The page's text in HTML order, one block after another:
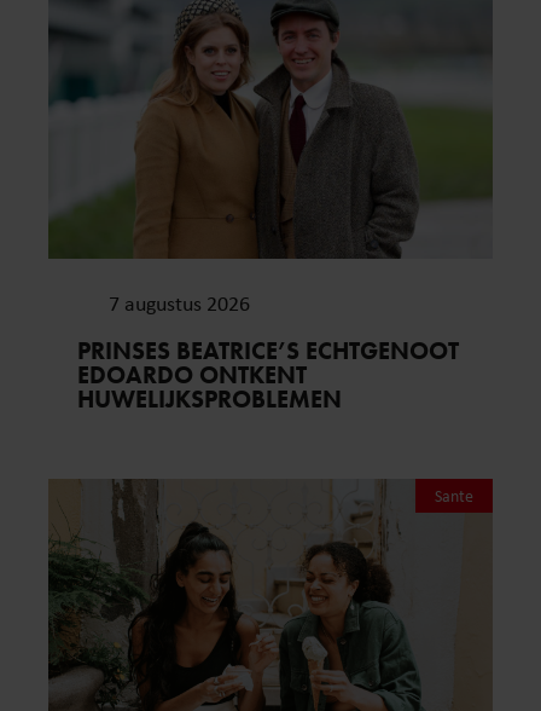
7 augustus 2026
PRINSES BEATRICE’S ECHTGENOOT
EDOARDO ONTKENT
HUWELIJKSPROBLEMEN
Sante